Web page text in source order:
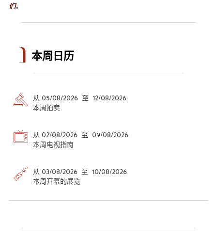
们。
本周日历
从 05/08/2026 至 12/08/2026
本周拍卖
从 02/08/2026 至 09/08/2026
本周电视指南
从 03/08/2026 至 10/08/2026
本周开幕的展览